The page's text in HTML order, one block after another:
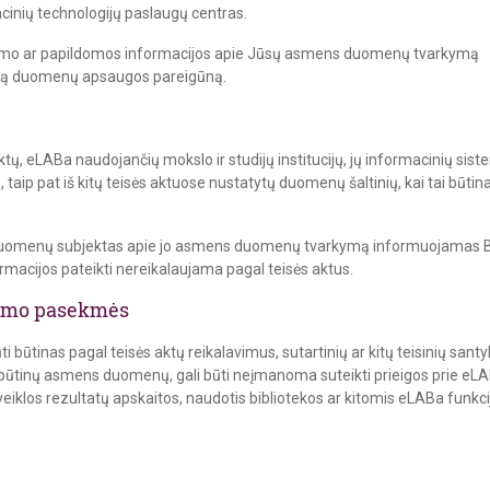
technologijų paslaugų centras.
ar papildomos informacijos apie Jūsų asmens duomenų tvarkymą
duomenų apsaugos pareigūną.
eLABa naudojančių mokslo ir studijų institucijų, jų informacinių
pat iš kitų teisės aktuose nustatytų duomenų šaltinių, kai tai
subjektas apie jo asmens duomenų tvarkymą informuojamas
pateikti nereikalaujama pagal teisės aktus.
pasekmės
pagal teisės aktų reikalavimus, sutartinių ar kitų teisinių
asmens duomenų, gali būti neįmanoma suteikti prieigos prie
rezultatų apskaitos, naudotis bibliotekos ar kitomis eLABa